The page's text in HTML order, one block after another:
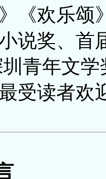
《欢乐
说奖、首
青年文
受读者欢